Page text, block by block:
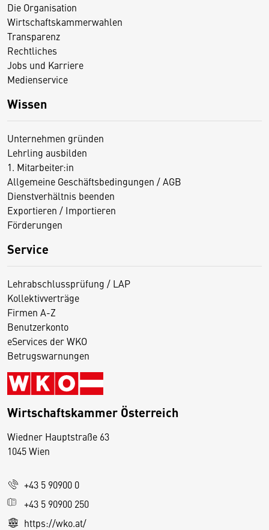
Die Organisation
Wirtschaftskammerwahlen
Transparenz
Rechtliches
Jobs und Karriere
Medienservice
Wissen
Unternehmen gründen
Lehrling ausbilden
1. Mitarbeiter:in
Allgemeine Geschäftsbedingungen / AGB
Dienstverhältnis beenden
Exportieren / Importieren
Förderungen
Service
Lehrabschlussprüfung / LAP
Kollektivverträge
Firmen A-Z
Benutzerkonto
eServices der WKO
Betrugswarnungen
Wirtschaftskammer Österreich
Wiedner Hauptstraße 63
1045 Wien
+43 5 90900 0
+43 5 90900 250
https://wko.at/
D
s
e
S